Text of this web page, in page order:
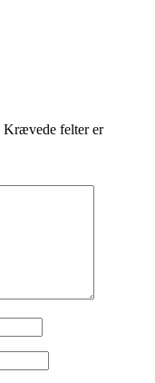
Krævede felter er